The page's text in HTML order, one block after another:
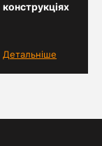
конструкціях
Детальніше